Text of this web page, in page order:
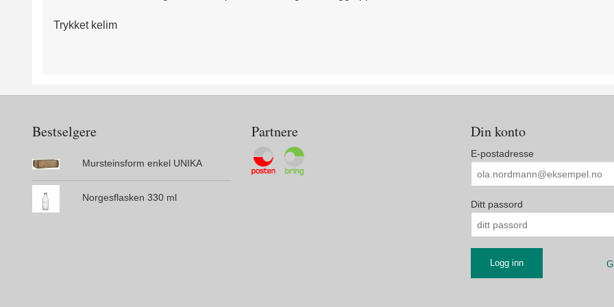
Trykket kelim
Bestselgere
Mursteinsform enkel UNIKA
Norgesflasken 330 ml
Partnere Din konto
E-postadresse
Ditt passord